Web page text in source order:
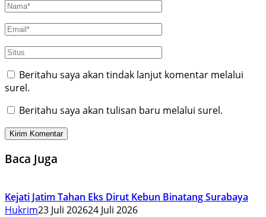
Beritahu saya akan tindak lanjut komentar melalui
surel.
Beritahu saya akan tulisan baru melalui surel.
Baca Juga
Kejati Jatim Tahan Eks Dirut Kebun Binatang Surabaya
Hukrim23 Juli 202624 Juli 2026